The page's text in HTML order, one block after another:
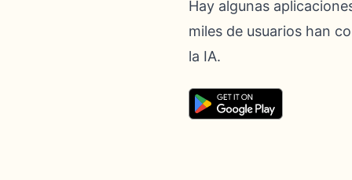
Hay algunas
miles de usuarios han
la IA.